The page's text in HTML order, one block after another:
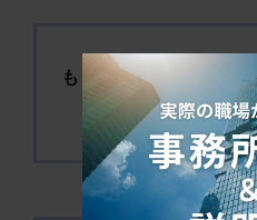
もっと見る！北千住
介ブログは